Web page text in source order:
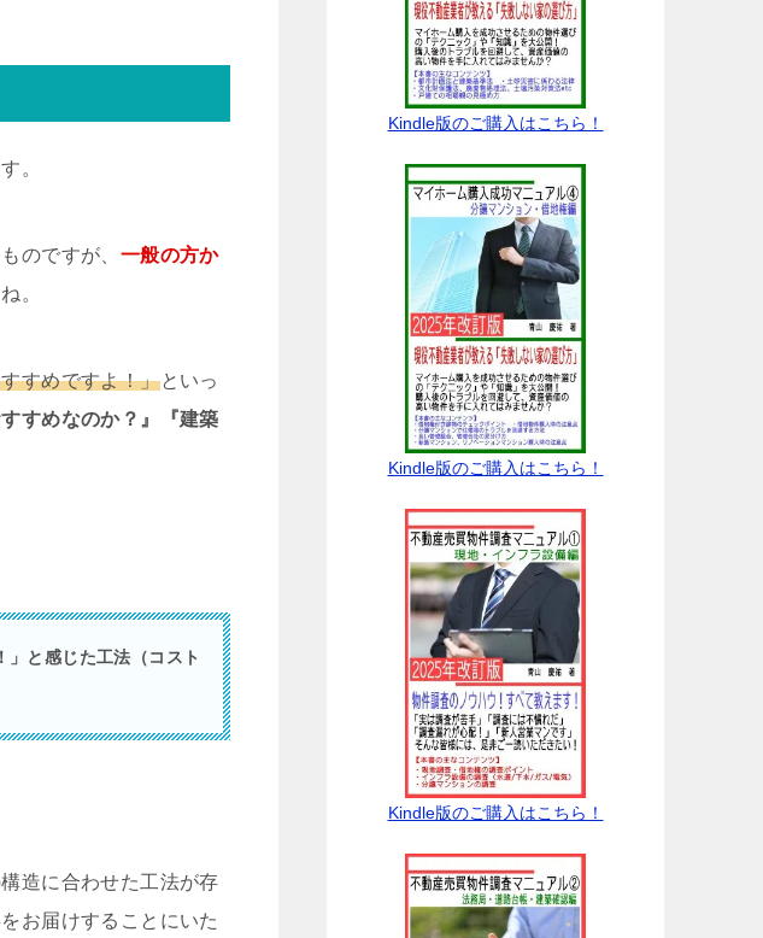
。
のですが、 一般の方か
。
すめですよ！」といっ
すすめなのか？』『建築
と感じた工法（コスト
造に合わせた工法が存
お届けすることにいた
Kindle版のご購入はこちら！
Kindle版のご購入はこちら！
Kindle版のご購入はこちら！